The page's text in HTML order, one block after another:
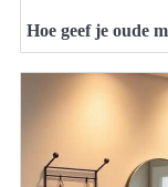
Hoe geef je oude